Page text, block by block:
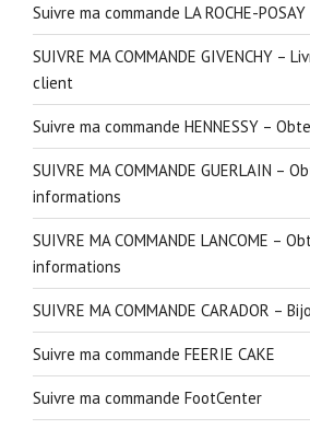
Suivre ma commande LA ROCHE-POSAY
SUIVRE MA COMMANDE GIVENCHY –
client
Suivre ma commande HENNESSY –
SUIVRE MA COMMANDE GUERLAIN –
informations
SUIVRE MA COMMANDE LANCOME –
informations
SUIVRE MA COMMANDE CARADOR –
Suivre ma commande FEERIE CAKE
Suivre ma commande FootCenter